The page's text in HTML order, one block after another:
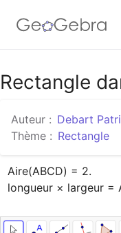
Google Classroom
Classe GeoGebra
Rectangle
Auteur : Debart
Thème : Rectangle
Aire(ABCD) = 2.
longueur × largeur =